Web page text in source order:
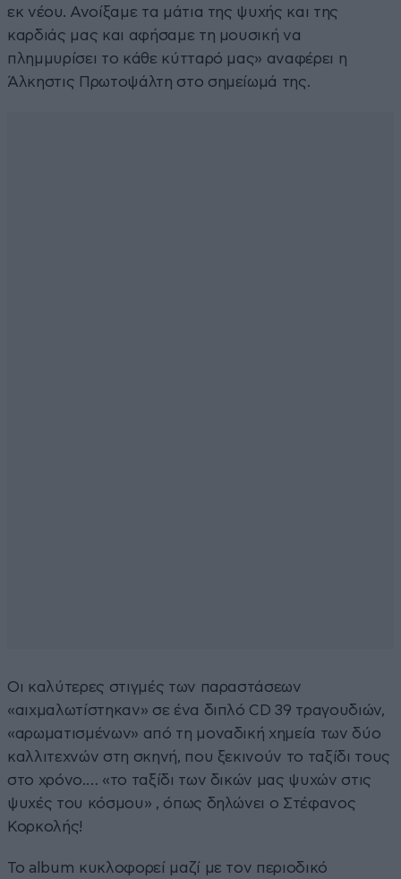
εκ νέου. Ανοίξαμε τα μάτια της ψυχής και της
καρδιάς μας και αφήσαμε τη μουσική να
πλημμυρίσει το κάθε κύτταρό μας» αναφέρει η
Άλκηστις Πρωτοψάλτη στο σημείωμά της.
Οι καλύτερες στιγμές των παραστάσεων
«αιχμαλωτίστηκαν» σε ένα διπλό CD 39 τραγουδιών,
«αρωματισμένων» από τη μοναδική χημεία των δύο
καλλιτεχνών στη σκηνή, που ξεκινούν το ταξίδι τους
στο χρόνο.… «το ταξίδι των δικών μας ψυχών στις
ψυχές του κόσμου» , όπως δηλώνει ο Στέφανος
Κορκολής!
To album κυκλοφορεί μαζί με τον περιοδικό